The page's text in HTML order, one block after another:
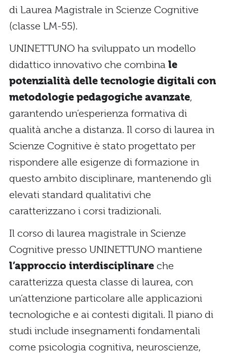
di Laurea Magistrale in Scienze Cognitive
(classe LM-55).
UNINETTUNO ha sviluppato un modello
didattico innovativo che combina le
potenzialità delle tecnologie digitali con
metodologie pedagogiche avanzate,
garantendo un’esperienza formativa di
qualità anche a distanza. Il corso di laurea in
Scienze Cognitive è stato progettato per
rispondere alle esigenze di formazione in
questo ambito disciplinare, mantenendo gli
elevati standard qualitativi che
caratterizzano i corsi tradizionali.
Il corso di laurea magistrale in Scienze
Cognitive presso UNINETTUNO mantiene
l’approccio interdisciplinare che
caratterizza questa classe di laurea, con
un’attenzione particolare alle applicazioni
tecnologiche e ai contesti digitali. Il piano di
studi include insegnamenti fondamentali
come psicologia cognitiva, neuroscienze,